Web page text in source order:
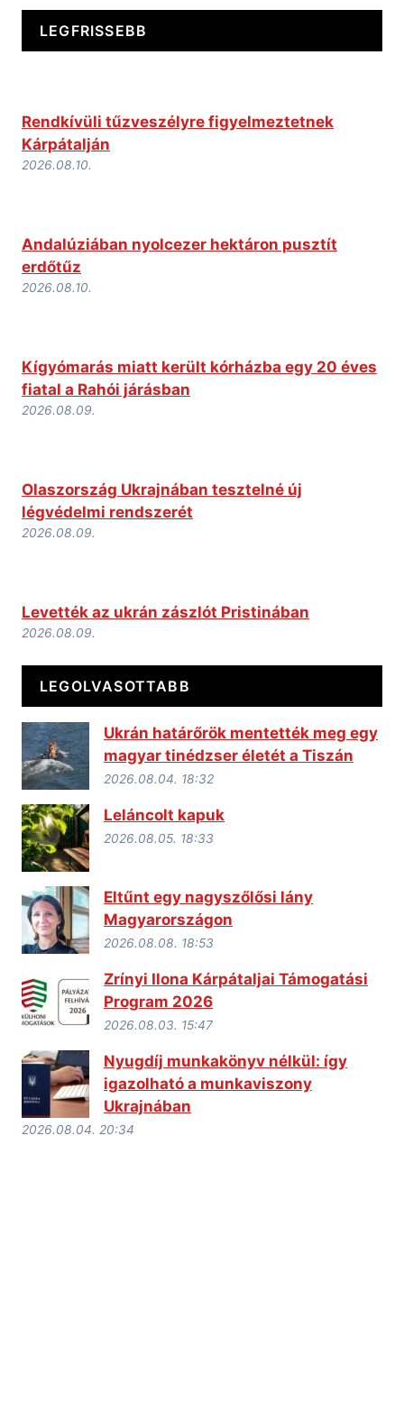
LEGFRISSEBB
Rendkívüli tűzveszélyre figyelmeztetnek
Kárpátalján
2026.08.10.
Andalúziában nyolcezer hektáron pusztít
erdőtűz
2026.08.10.
Kígyómarás miatt került kórházba egy 20 éves
fiatal a Rahói járásban
2026.08.09.
Olaszország Ukrajnában tesztelné új
légvédelmi rendszerét
2026.08.09.
Levették az ukrán zászlót Pristinában
2026.08.09.
LEGOLVASOTTABB
Ukrán határőrök mentették meg egy
magyar tinédzser életét a Tiszán
2026.08.04. 18:32
Leláncolt kapuk
2026.08.05. 18:33
Eltűnt egy nagyszőlősi lány
Magyarországon
2026.08.08. 18:53
Zrínyi Ilona Kárpátaljai Támogatási
Program 2026
2026.08.03. 15:47
Nyugdíj munkakönyv nélkül: így
igazolható a munkaviszony
Ukrajnában
2026.08.04. 20:34